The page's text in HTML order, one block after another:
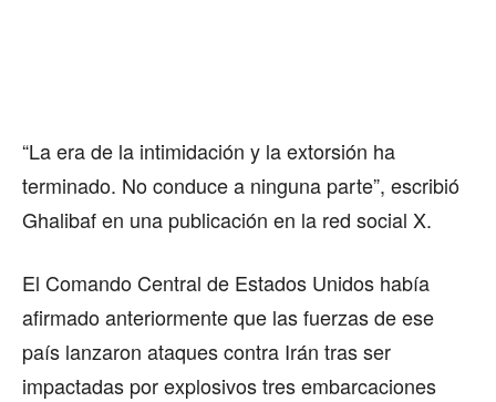
“La era de la intimidación y la extorsión ha
terminado. No conduce a ninguna parte”, escribió
Ghalibaf en una publicación en la red social X.
El Comando Central de Estados Unidos había
afirmado anteriormente que las fuerzas de ese
país lanzaron ataques contra Irán tras ser
impactadas por explosivos tres embarcaciones